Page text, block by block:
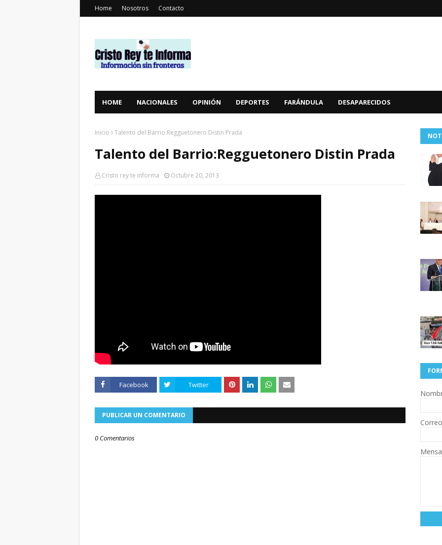
Home Nosotros Contacto
HOME NACIONALES OPINIÓN DEPORTES FARÁNDULA DESAPARECIDOS
Inicio Talento del Barrio:Regguetonero Distin Prada
Talento del Barrio:Regguetonero Distin Prada
Cristo rey te informa Octubre 20, 2013
Facebook Twitter
PUBLICAR UN COMENTARIO
0 Comentarios